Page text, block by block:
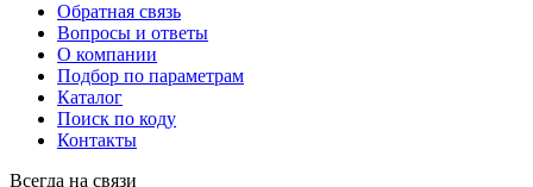
Обратная связь
Вопросы и ответы
О компании
Подбор по параметрам
Каталог
Поиск по коду
Контакты
Всегда на связи